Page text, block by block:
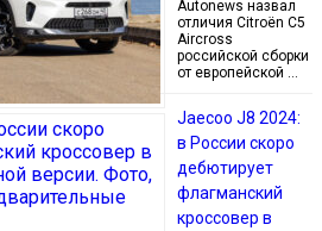
Autonews назвал
отличия Citroёn C5
Aircross
российской сборки
от европейской …
Jaecoo J8 2024:
в России скоро
дебютирует
флагманский
кроссовер в